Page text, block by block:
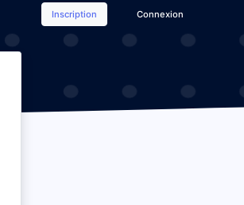
Inscription Connexion